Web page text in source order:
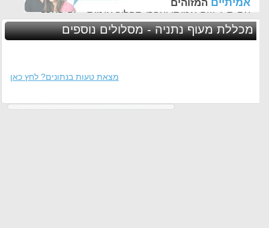
אמיתיים המזוהים
עם ת.ז, שם אמיתי ועברו תהליך אימות - זה הערך
החשוב לנו ביותר באתר
מכללת מעוף נתניה - מסלולים נוספים
מצאת טעות בנתונים? לחץ כאן